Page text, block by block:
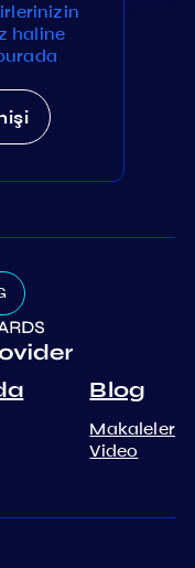
haline
Blog
Makaleler
Video